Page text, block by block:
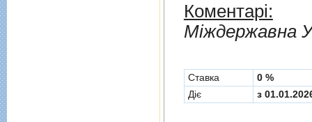
Коментарі:
Мiждержавна
Cтавка
0 %
Діє
з